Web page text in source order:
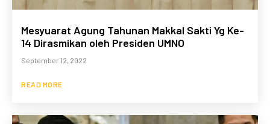
Mesyuarat Agung Tahunan Makkal Sakti Yg Ke-
14 Dirasmikan oleh Presiden UMNO
September 12, 2022
READ MORE